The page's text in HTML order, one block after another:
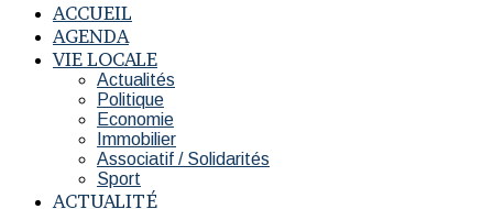
ACCUEIL
AGENDA
VIE LOCALE
Actualités
Politique
Economie
Immobilier
Associatif / Solidarités
Sport
ACTUALITÉ